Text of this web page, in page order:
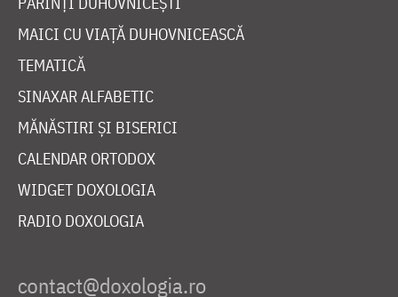
MAICI CU VIAȚĂ DUHOVNICEASCĂ
TEMATICĂ
SINAXAR ALFABETIC
MĂNĂSTIRI ȘI BISERICI
CALENDAR ORTODOX
WIDGET DOXOLOGIA
RADIO DOXOLOGIA